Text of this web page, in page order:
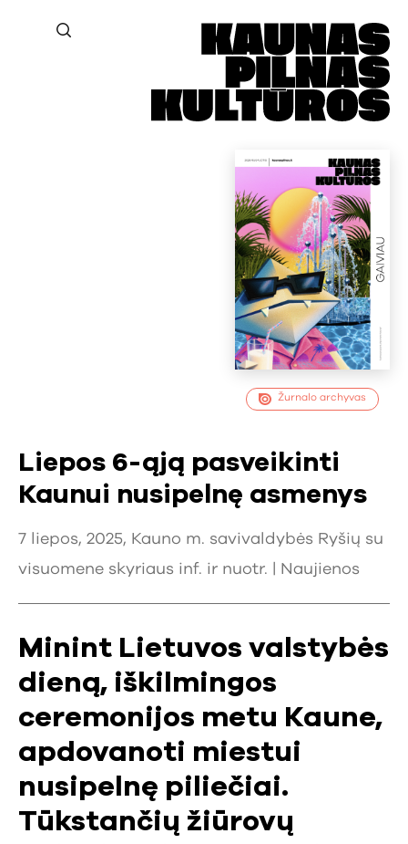
Žurnalo archyvas
Liepos 6-ąją pasveikinti
Kaunui nusipelnę asmenys
7 liepos, 2025, Kauno m. savivaldybės Ryšių su
visuomene skyriaus inf. ir nuotr. |
Naujienos
Minint Lietuvos valstybės
dieną, iškilmingos
ceremonijos metu Kaune,
apdovanoti miestui
nusipelnę piliečiai.
Tūkstančių žiūrovų